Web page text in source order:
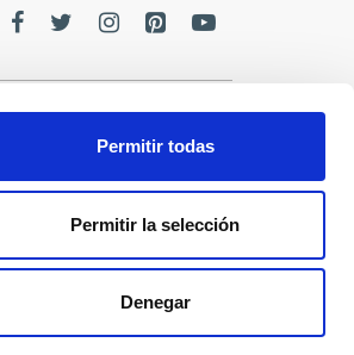
Permitir todas
Permitir la selección
Denegar